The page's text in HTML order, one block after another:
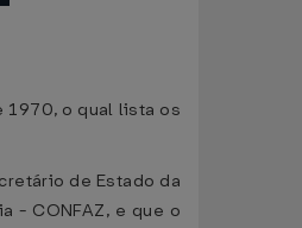
1970, o qual lista os
de Estado da
- CONFAZ, e que o